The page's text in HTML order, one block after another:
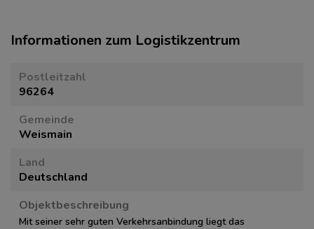
Informationen zum Logistikzentrum
Postleitzahl
96264
Gemeinde
Weismain
Land
Deutschland
Objektbeschreibung
Mit seiner sehr guten Verkehrsanbindung liegt das